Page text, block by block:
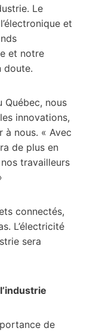
Le
et
et notre
doute.
Québec, nous
innovations,
à nous. « Avec
de plus en
travailleurs
connectés,
L’électricité
sera
de